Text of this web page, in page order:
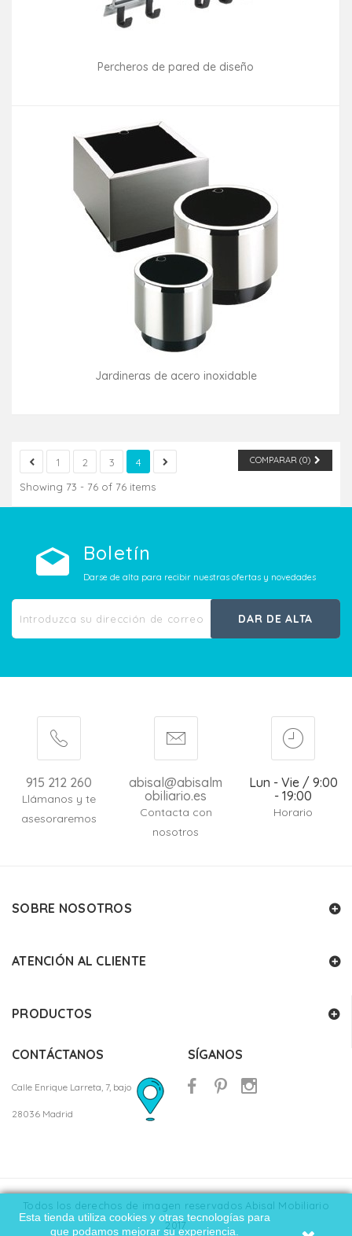
Esta tienda utiliza cookies y otras tecnologías para
que podamos mejorar su experiencia.
Percheros de pared de diseño
Jardineras de acero inoxidable
COMPARAR (0)
1 2 3
4
Showing 73 - 76 of 76 items
Boletín
Darse de alta para recibir nuestras ofertas y novedades
DAR DE ALTA
915 212 260
Llámanos y te
asesoraremos
abisal@abisalm
obiliario.es
Contacta con
nosotros
Lun - Vie / 9:00
- 19:00
Horario
SOBRE NOSOTROS
ATENCIÓN AL CLIENTE
PRODUCTOS
CONTÁCTANOS
Calle Enrique Larreta, 7, bajo
28036 Madrid
SÍGANOS
Todos los derechos de imagen reservados Abisal Mobiliario
2017